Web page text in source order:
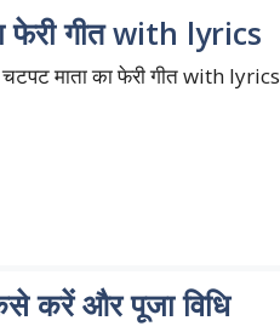
फेरी गीत with lyrics
माता का फेरी गीत with lyrics
करें और पूजा विधि